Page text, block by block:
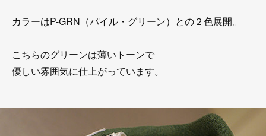
カラーはP-GRN（パイル・グリーン）との２色展開。
こちらのグリーンは薄いトーンで
優しい雰囲気に仕上がっています。